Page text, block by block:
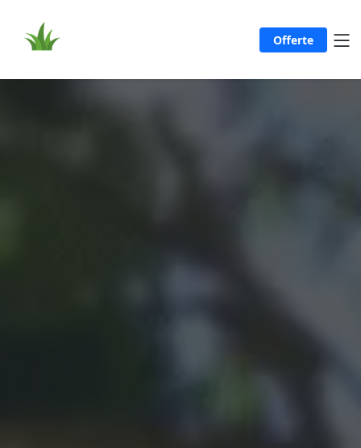
Offerte